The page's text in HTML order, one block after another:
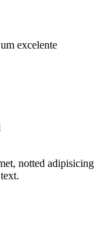
excelente
notted adipisicing